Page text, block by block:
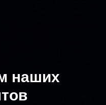
наших